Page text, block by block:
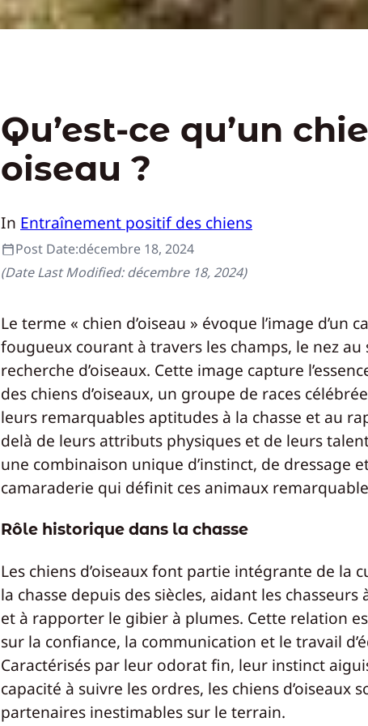
Qu’est-ce qu’un
oiseau ?
In Entraînement positif des chiens
Post Date:décembre 18, 2024
(Date Last Modified:décembre 18, 2024)
Le terme « chien d’oiseau » évoque l’image d’un
fougueux courant à travers les champs, le nez au
recherche d’oiseaux. Cette image capture
des chiens d’oiseaux, un groupe de races
leurs remarquables aptitudes à la chasse et au
delà de leurs attributs physiques et de leurs
une combinaison unique d’instinct, de dressage
camaraderie qui définit ces animaux
Rôle historique dans la chasse
Les chiens d’oiseaux font partie intégrante de la
la chasse depuis des siècles, aidant les chasseurs
et à rapporter le gibier à plumes. Cette relation
sur la confiance, la communication et le travail
Caractérisés par leur odorat fin, leur instinct
capacité à suivre les ordres, les chiens d’oiseaux
partenaires inestimables sur le terrain.